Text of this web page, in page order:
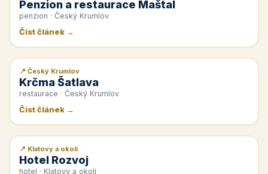
Penzion a restaurace Maštal
penzion · Český Krumlov
Číst článek →
📰 PR článek
📍 Český Krumlov
Krčma Šatlava
restaurace · Český Krumlov
Číst článek →
📰 PR článek
📍 Klatovy a okolí
Hotel Rozvoj
hotel · Klatovy a okolí